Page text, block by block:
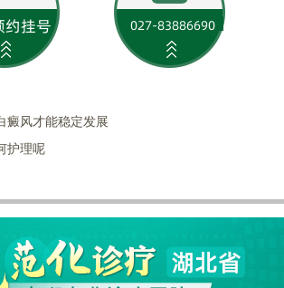
癜风才能稳定发展
护理呢